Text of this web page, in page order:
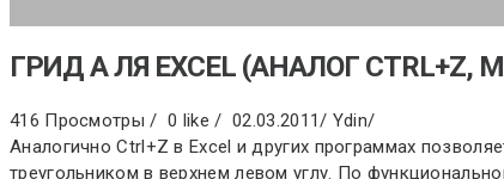
ГРИД А ЛЯ EXCEL (АНАЛОГ
416 Просмотры / 0 like / 02.03.2011/ Ydin/
Аналогично Ctrl+Z в Excel и других программах
треугольником в верхнем левом углу. По